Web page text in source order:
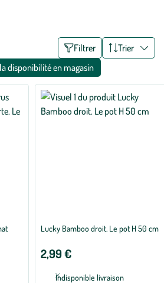
Filtrer
Trier
disponibilité en magasin
Lucky Bamboo droit. Le pot H 50 cm
2,99 €
Indisponible livraison